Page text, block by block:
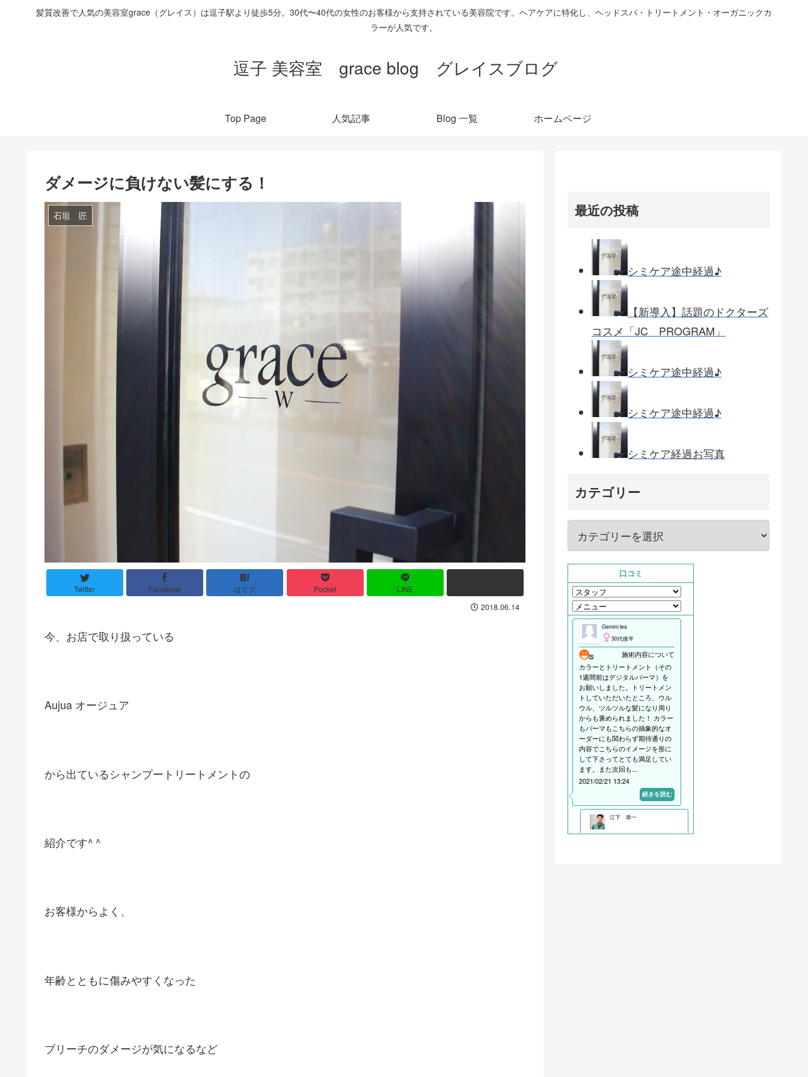
髪質改善で人気の美容室grace（グレイス）は逗子駅より徒歩5分。30代〜40代の女性のお客様から支持されている美容院です。ヘアケアに特化し、ヘッドスパ・トリートメント・オーガニックカ
ラーが人気です。
逗子 美容室 grace blog グレイスブログ
Top Page 人気記事 Blog 一覧 ホームページ
ダメージに負けない髪にする！
石垣 匠
Twitter Facebook はてブ Pocket LINE
2018.06.14
今、お店で取り扱っている
Aujua オージュア
から出ているシャンプートリートメントの
紹介です^ ^
お客様からよく、
年齢とともに傷みやすくなった
ブリーチのダメージが気になるなど
最近の投稿
シミケア途中経過♪
【新導入】話題のドクターズ
コスメ「JC PROGRAM」
シミケア途中経過♪
シミケア途中経過♪
シミケア経過お写真
カテゴリー